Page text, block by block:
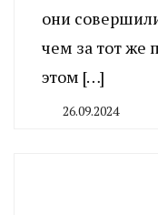
они
чем за тот же
этом […]
26.09.2024